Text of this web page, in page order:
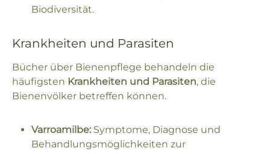
Biodiversität.
Krankheiten und Parasiten
Bücher über Bienenpflege behandeln die
häufigsten Krankheiten und Parasiten, die
Bienenvölker betreffen können.
Varroamilbe: Symptome, Diagnose und
Behandlungsmöglichkeiten zur